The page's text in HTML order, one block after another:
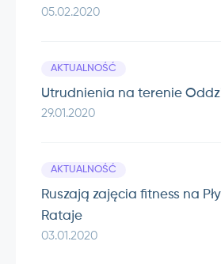
05.02.2020
Utrudnienia na terenie
29.01.2020
AKTUALNOŚĆ
Ruszają zajęcia fitness na
Rataje
03.01.2020
AKTUALNOŚĆ